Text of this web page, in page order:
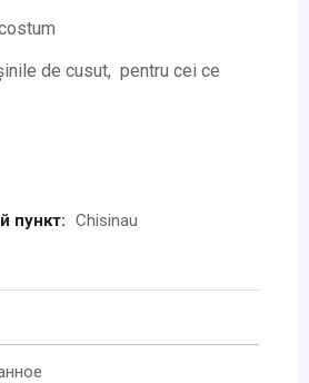
de cusut, pentru cei ce
пункт: Chisinau